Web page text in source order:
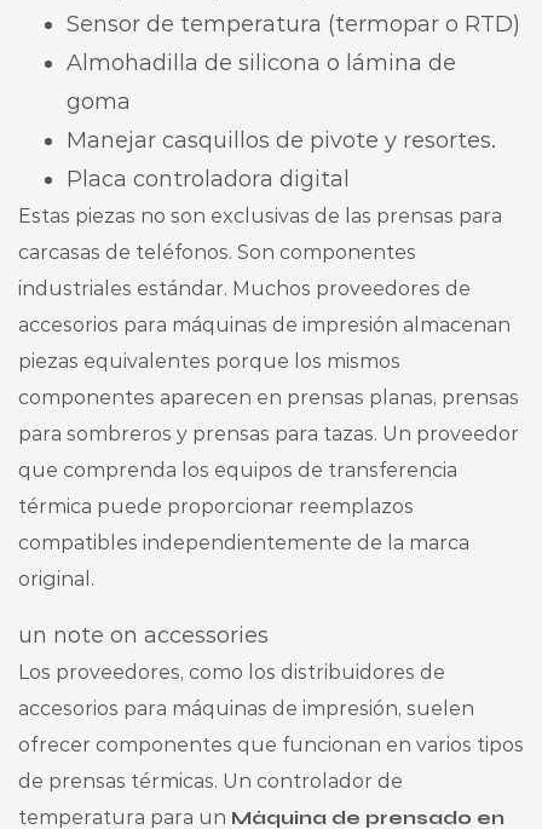
Sensor de temperatura (termopar o RTD)
Almohadilla de silicona o lámina de
goma
Manejar casquillos de pivote y resortes.
Placa controladora digital
Estas piezas no son exclusivas de las prensas para
carcasas de teléfonos. Son componentes
industriales estándar. Muchos proveedores de
accesorios para máquinas de impresión almacenan
piezas equivalentes porque los mismos
componentes aparecen en prensas planas, prensas
para sombreros y prensas para tazas. Un proveedor
que comprenda los equipos de transferencia
térmica puede proporcionar reemplazos
compatibles independientemente de la marca
original.
un note on accessories
Los proveedores, como los distribuidores de
accesorios para máquinas de impresión, suelen
ofrecer componentes que funcionan en varios tipos
de prensas térmicas. Un controlador de
temperatura para un Máquina de prensado en